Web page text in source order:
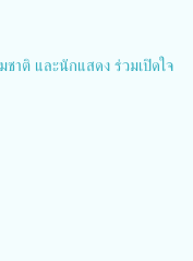
ติ และนักแสดง ร่วมเปิดใจ